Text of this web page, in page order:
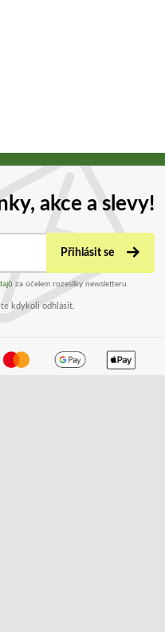
akce a slevy!
Přihlásit se
za účelem rozesílky newsletteru.
kdykoli odhlásit.